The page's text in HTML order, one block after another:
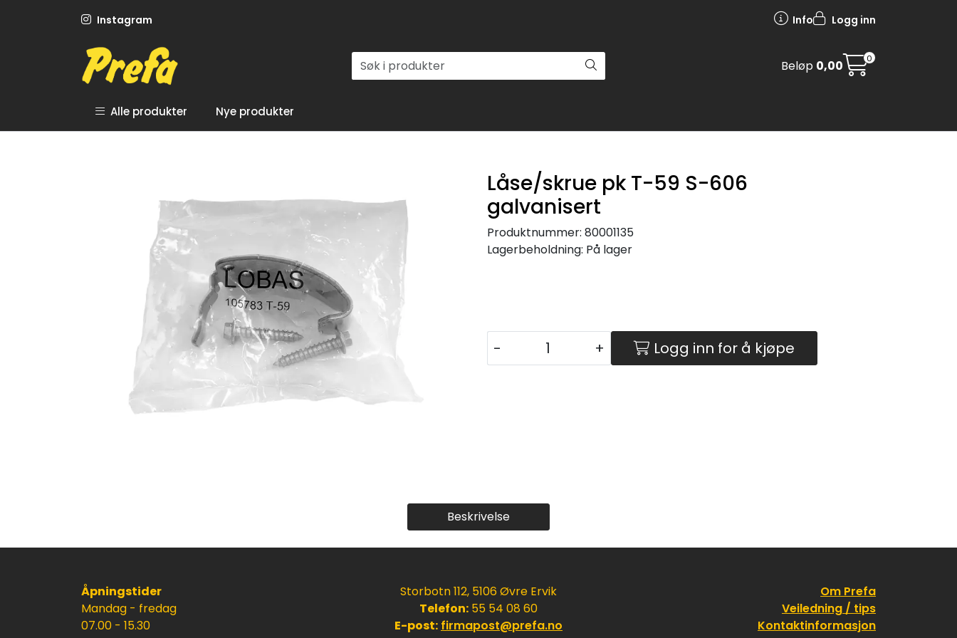
Instagram Info Logg inn
Beløp 0,00 0
Alle produkter Nye produkter
Låse/skrue pk T-59 S-606
galvanisert
Produktnummer: 80001135
Lagerbeholdning: På lager
- + Logg inn for å kjøpe
Beskrivelse
Åpningstider
Mandag - fredag
07.00 - 15.30
Storbotn 112, 5106 Øvre Ervik
Telefon: 55 54 08 60
E-post: firmapost@prefa.no
Om Prefa
Veiledning / tips
Kontaktinformasjon